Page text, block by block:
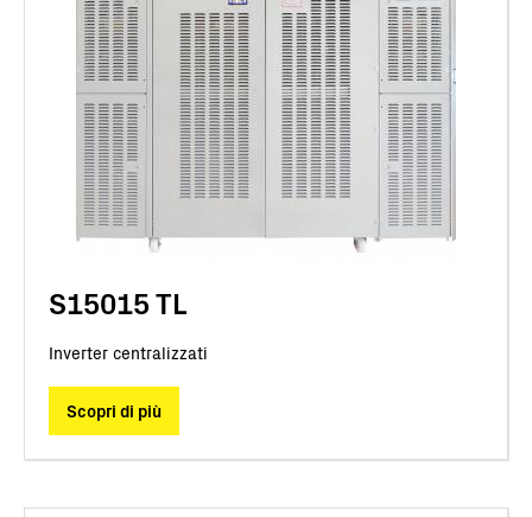
S15015 TL
Inverter centralizzati
Scopri di più